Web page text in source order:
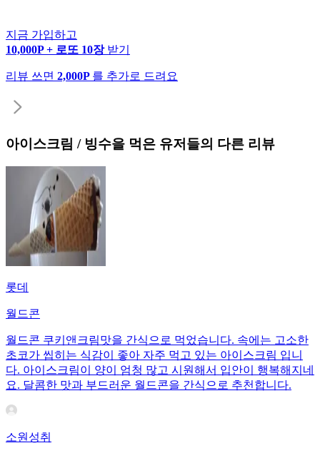
지금 가입하고
10,000P + 로또 10장 받기
리뷰 쓰면 2,000P 를 추가로 드려요
아이스크림 / 빙수을 먹은 유저들의 다른 리뷰
롯데
월드콘
월드콘 쿠키앤크림맛을 간식으로 먹었습니다. 속에는 고소한
초코가 씹히는 식감이 좋아 자주 먹고 있는 아이스크림 입니
다. 아이스크림이 양이 엄청 많고 시원해서 입안이 행복해지네
요. 달콤한 맛과 부드러운 월드콘을 간식으로 추천합니다.
소원성취